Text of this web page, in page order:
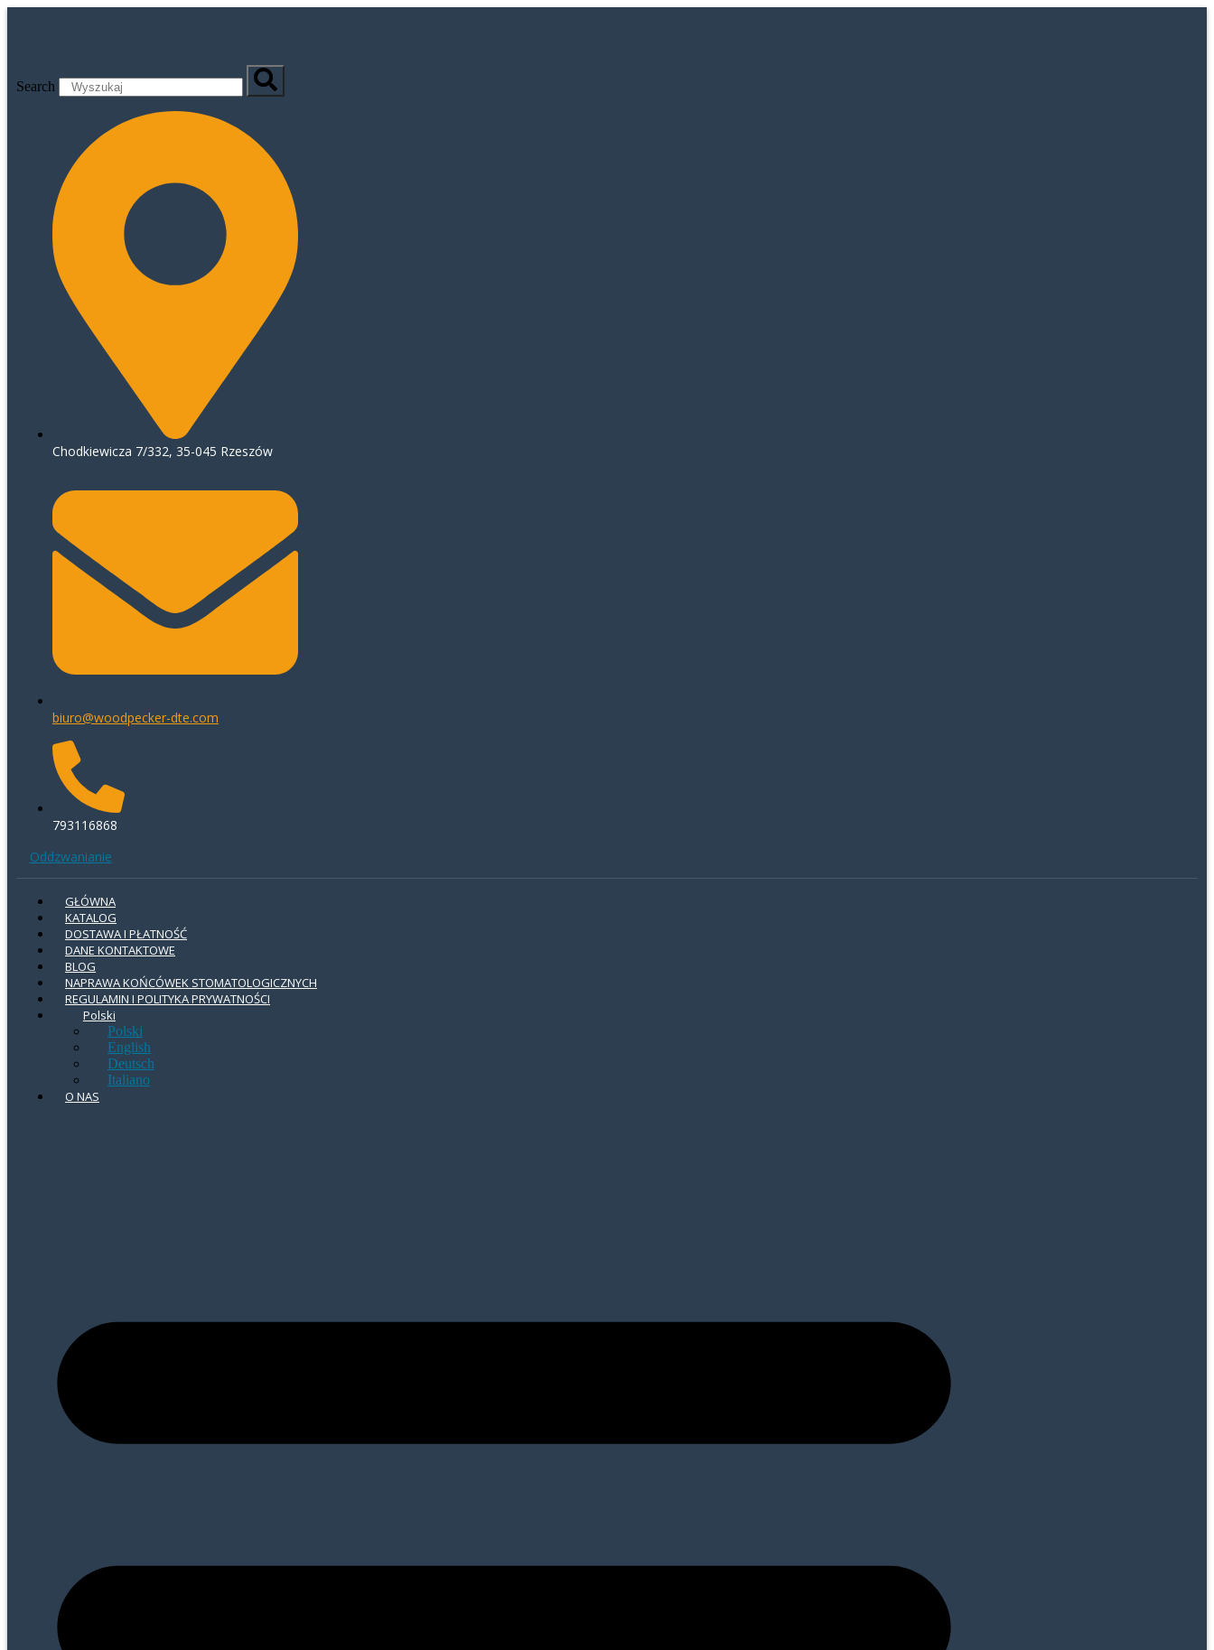
Search
Chodkiewicza 7/332, 35-045 Rzeszów
biuro@woodpecker-dte.com
793116868
Oddzwanianie
GŁÓWNA
KATALOG
DOSTAWA I PŁATNOŚĆ
DANE KONTAKTOWE
BLOG
NAPRAWA KOŃCÓWEK STOMATOLOGICZNYCH
REGULAMIN I POLITYKA PRYWATNOŚCI
Polski
Polski
English
Deutsch
Italiano
O NAS